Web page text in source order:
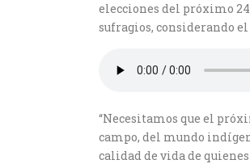
elecciones del próximo
sufragios, considerando
“Necesitamos que el
campo, del mundo
calidad de vida de